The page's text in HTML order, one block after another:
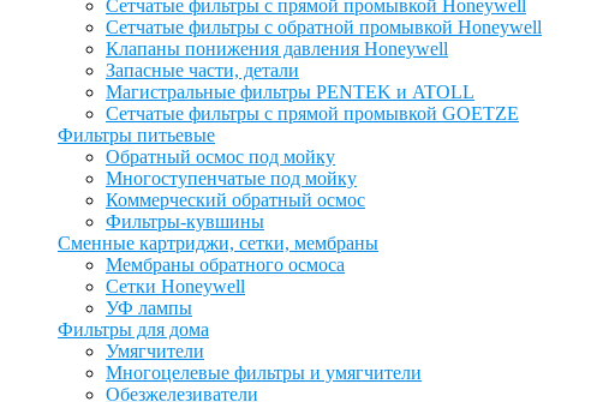
Сетчатые фильтры с прямой промывкой Honeywell
Сетчатые фильтры с обратной промывкой Honeywell
Клапаны понижения давления Honeywell
Запасные части, детали
Магистральные фильтры PENTEK и ATOLL
Сетчатые фильтры с прямой промывкой GOETZE
Фильтры питьевые
Обратный осмос под мойку
Многоступенчатые под мойку
Коммерческий обратный осмос
Фильтры-кувшины
Сменные картриджи, сетки, мембраны
Мембраны обратного осмоса
Сетки Honeywell
УФ лампы
Фильтры для дома
Умягчители
Многоцелевые фильтры и умягчители
Обезжелезиватели